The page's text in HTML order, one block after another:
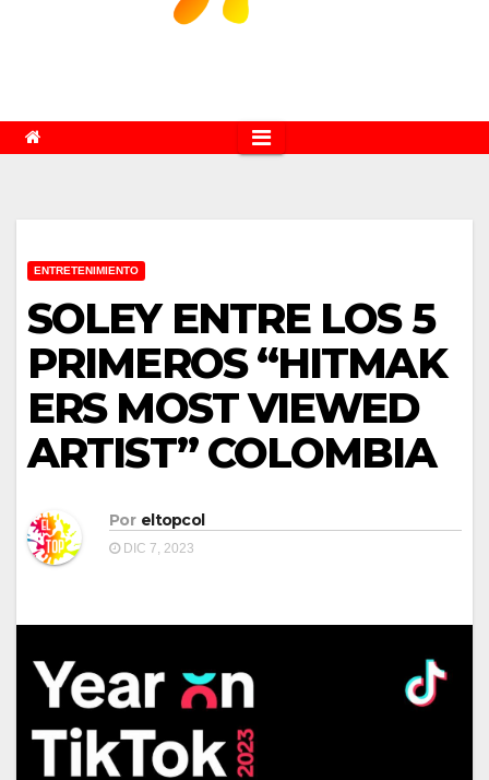
ENTRETENIMIENTO
SOLEY ENTRE LOS 5
PRIMEROS “HITMAK
ERS MOST VIEWED
ARTIST” COLOMBIA
Por eltopcol
DIC 7, 2023